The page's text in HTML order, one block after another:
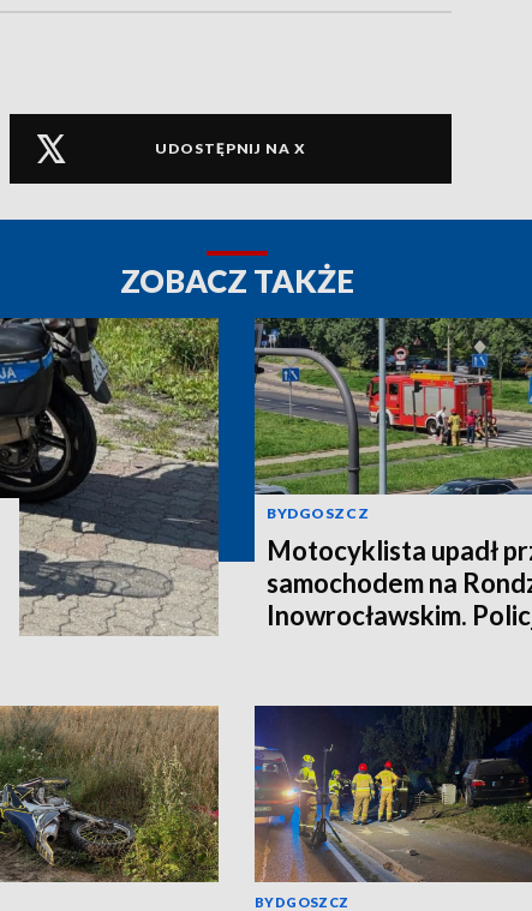
UDOSTĘPNIJ NA X
ZOBACZ TAKŻE
BYDGOSZCZ
Motocyklista upadł
samochodem na
Inowrocławskim.
BYDGOSZCZ